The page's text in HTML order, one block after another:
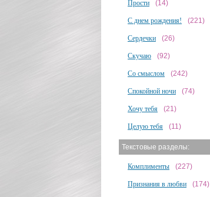
Прости (14)
С днем рождения! (221)
Сердечки (26)
Скучаю (92)
Со смыслом (242)
Спокойной ночи (74)
Хочу тебя (21)
Целую тебя (11)
Текстовые разделы:
Комплименты (227)
Признания в любви (174)